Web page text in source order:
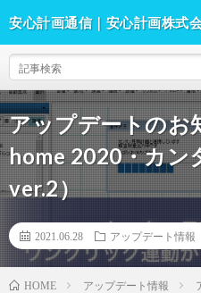
安心計画通信｜安心計画株式
アップデートのお
home 2020・カン
ver.2）
2021.06.28 アップデート情報
HOME アップデート情報